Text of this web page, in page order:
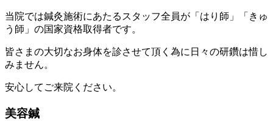
当院では鍼灸施術にあたるスタッフ全員が 「はり師」「きゅ
う師」の国家資格取得者です。
皆さまの大切なお身体を診させて頂く為に日々の研鑽は惜し
みません。
安心してご来院ください。
美容鍼